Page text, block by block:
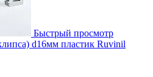
Быстрый просмотр
d16мм пластик Ruvinil